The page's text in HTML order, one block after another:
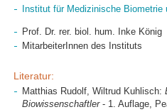
Institut für Medizinische Biometrie
Prof. Dr. rer. biol. hum. Inke König
MitarbeiterInnen des Instituts
Literatur:
Matthias Rudolf, Wiltrud Kuhlisch:
Biowissenschaftler- 1. Auflage,